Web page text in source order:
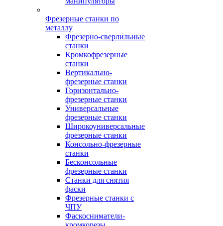
Фрезерные станки по
металлу
Фрезерно-сверлильные
станки
Кромкофрезерные
станки
Вертикально-
фрезерные станки
Горизонтально-
фрезерные станки
Универсальные
фрезерные станки
Широкоуниверсальные
фрезерные станки
Консольно-фрезерные
станки
Бесконсольные
фрезерные станки
Станки для снятия
фаски
Фрезерные станки с
ЧПУ
Фаскосниматели-